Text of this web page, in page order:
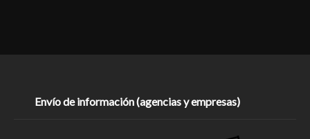
Envío de información (agencias y empresas)